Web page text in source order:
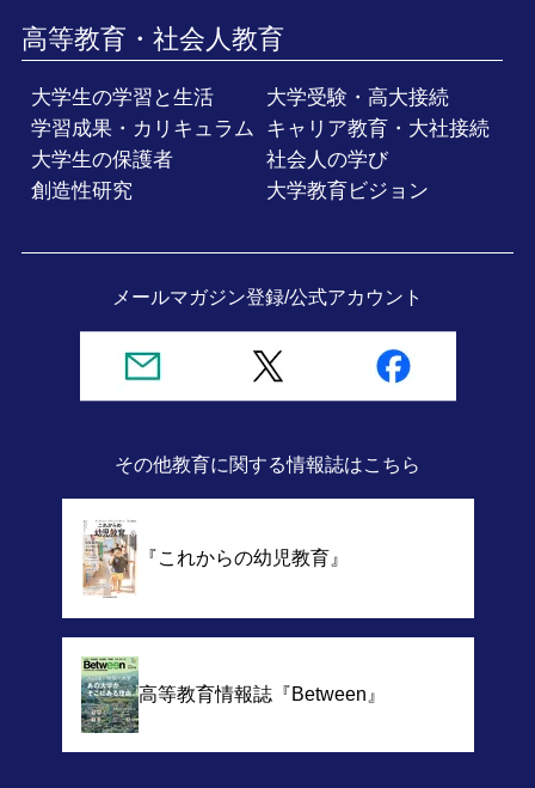
高等教育・社会人教育
大学生の学習と生活
大学受験・高大接続
学習成果・カリキュラム
キャリア教育・大社接続
大学生の保護者
社会人の学び
創造性研究
大学教育ビジョン
メールマガジン登録/公式アカウント
その他教育に関する情報誌はこちら
『これからの幼児教育』
高等教育情報誌『Between』